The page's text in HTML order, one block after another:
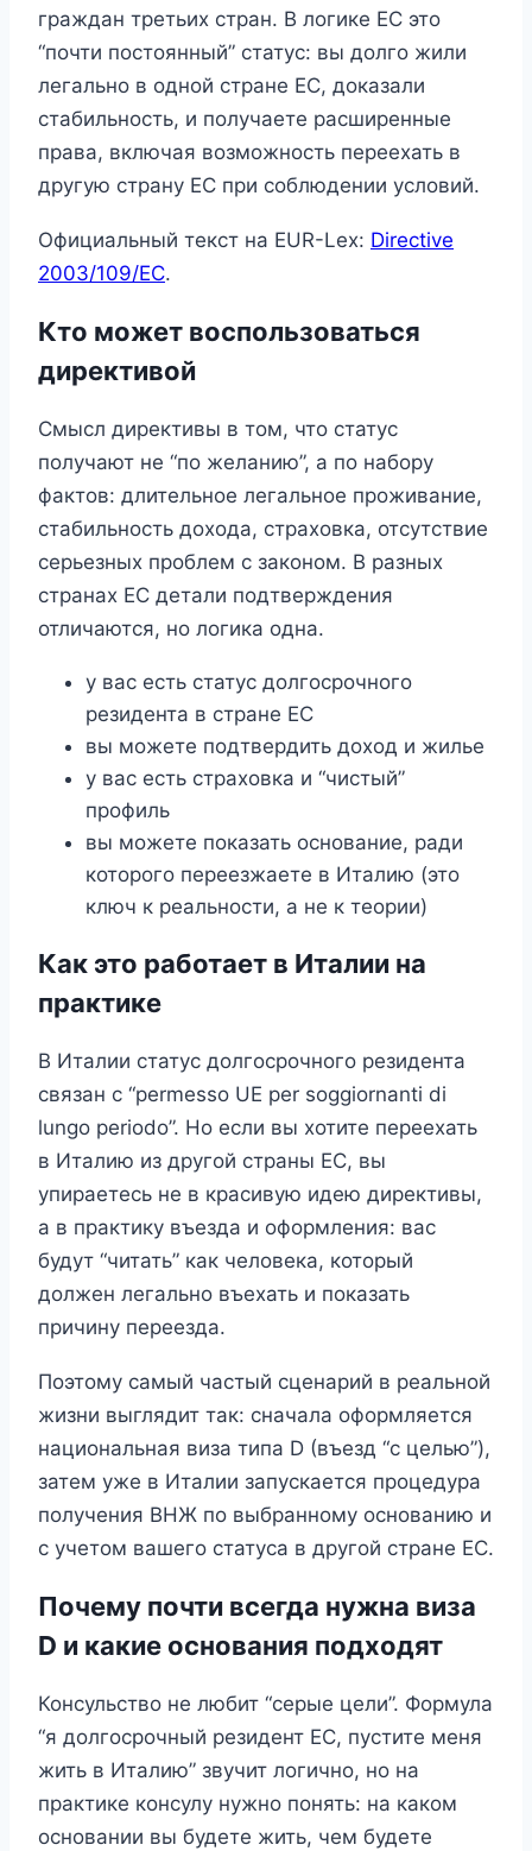
граждан третьих стран. В логике ЕС это
“почти постоянный” статус: вы долго жили
легально в одной стране ЕС, доказали
стабильность, и получаете расширенные
права, включая возможность переехать в
другую страну ЕС при соблюдении условий.
Официальный текст на EUR-Lex: Directive
2003/109/EC.
Кто может воспользоваться
директивой
Смысл директивы в том, что статус
получают не “по желанию”, а по набору
фактов: длительное легальное проживание,
стабильность дохода, страховка, отсутствие
серьезных проблем с законом. В разных
странах ЕС детали подтверждения
отличаются, но логика одна.
у вас есть статус долгосрочного
резидента в стране ЕС
вы можете подтвердить доход и жилье
у вас есть страховка и “чистый”
профиль
вы можете показать основание, ради
которого переезжаете в Италию (это
ключ к реальности, а не к теории)
Как это работает в Италии на
практике
В Италии статус долгосрочного резидента
связан с “permesso UE per soggiornanti di
lungo periodo”. Но если вы хотите переехать
в Италию из другой страны ЕС, вы
упираетесь не в красивую идею директивы,
а в практику въезда и оформления: вас
будут “читать” как человека, который
должен легально въехать и показать
причину переезда.
Поэтому самый частый сценарий в реальной
жизни выглядит так: сначала оформляется
национальная виза типа D (въезд “с целью”),
затем уже в Италии запускается процедура
получения ВНЖ по выбранному основанию и
с учетом вашего статуса в другой стране ЕС.
Почему почти всегда нужна виза
D и какие основания подходят
Консульство не любит “серые цели”. Формула
“я долгосрочный резидент ЕС, пустите меня
жить в Италию” звучит логично, но на
практике консулу нужно понять: на каком
основании вы будете жить, чем будете